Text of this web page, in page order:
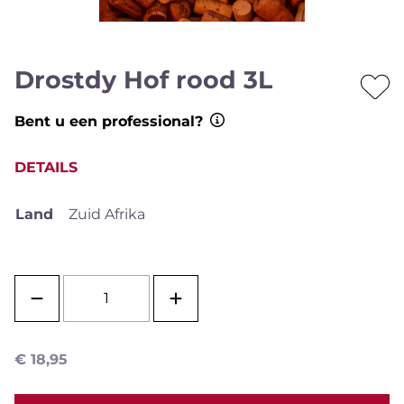
Drostdy Hof rood 3L
Bent u een professional?
DETAILS
Land Zuid Afrika
€ 18,95